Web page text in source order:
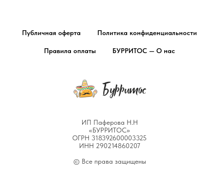
Публичная оферта Политика конфиденциальности
Правила оплаты БУРРИТОС — О нас
ИП Паферова Н.Н
«БУРРИТОС»​
ОГРН 318392600003325
ИНН 290214860207
© Все права защищены